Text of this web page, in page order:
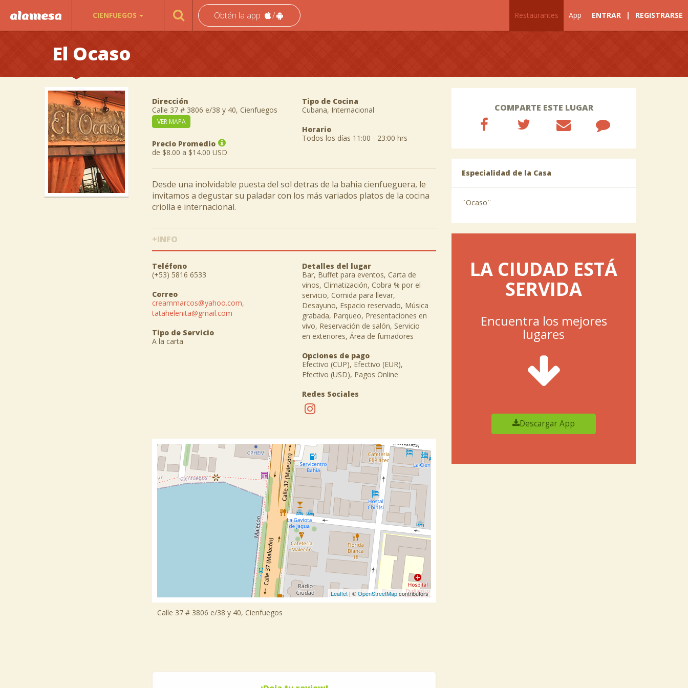
CIENFUEGOS Obtén la app / Restaurantes App ENTRAR | REGISTRARSE
El Ocaso
Dirección
Calle 37 # 3806 e/38 y 40, Cienfuegos
VER MAPA
Precio Promedio
de $8.00 a $14.00 USD
Tipo de Cocina
Cubana, Internacional
Horario
Todos los días 11:00 - 23:00 hrs
Desde una inolvidable puesta del sol detras de la bahia cienfueguera, le
invitamos a degustar su paladar con los más variados platos de la cocina
criolla e internacional.
+INFO
Teléfono
(+53) 5816 6533
Correo
creammarcos@yahoo.com,
tatahelenita@gmail.com
Tipo de Servicio
A la carta
Detalles del lugar
Bar, Buffet para eventos, Carta de
vinos, Climatización, Cobra % por el
servicio, Comida para llevar,
Desayuno, Espacio reservado, Música
grabada, Parqueo, Presentaciones en
vivo, Reservación de salón, Servicio
en exteriores, Área de fumadores
Opciones de pago
Efectivo (CUP), Efectivo (EUR),
Efectivo (USD), Pagos Online
Redes Sociales
Leaflet | ©OpenStreetMapcontributors
Calle 37 # 3806 e/38 y 40, Cienfuegos
COMPARTE ESTE LUGAR
Especialidad de la Casa
¨Ocaso¨
LA CIUDAD ESTÁ
SERVIDA
Encuentra los mejores
lugares
Descargar App